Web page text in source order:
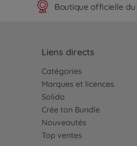
Boutique officielle
Liens directs
Catégories
Marques et licences
Solido
Crée ton Bundle
Nouveautés
Top ventes